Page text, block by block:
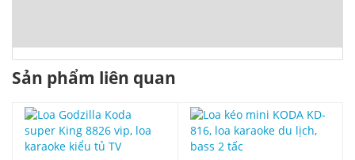
Sản phẩm liên quan